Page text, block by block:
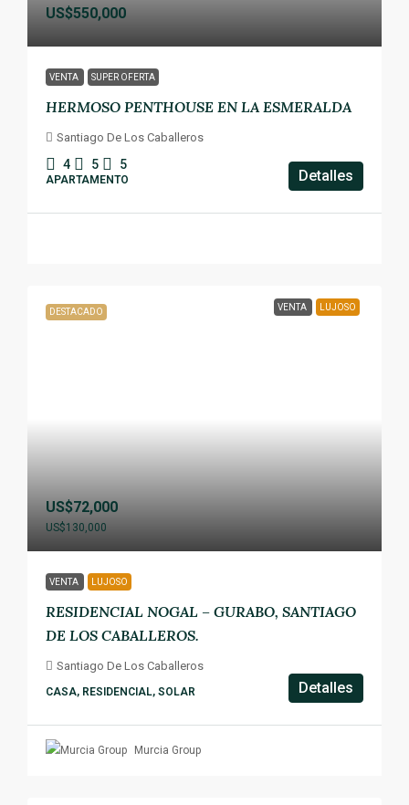
US$550,000
VENTA SUPER OFERTA
HERMOSO PENTHOUSE EN LA ESMERALDA
Santiago De Los Caballeros
4 5 5
APARTAMENTO Detalles
DESTACADO VENTA LUJOSO
US$72,000
US$130,000
VENTA LUJOSO
RESIDENCIAL NOGAL – GURABO, SANTIAGO
DE LOS CABALLEROS.
Santiago De Los Caballeros
CASA, RESIDENCIAL, SOLAR Detalles
Murcia Group